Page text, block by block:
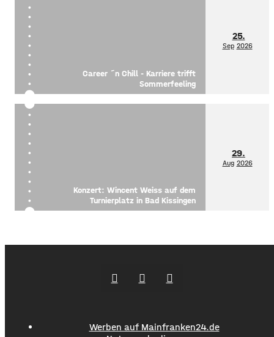
Career ´n Chill - Karriere trifft
Sommerfeeling
25.
Sep 2026
Konzert: Wincent Weiss auf dem
Turnierplatz in Bad Kissingen
29.
Aug 2026
Werben auf Mainfranken24.de